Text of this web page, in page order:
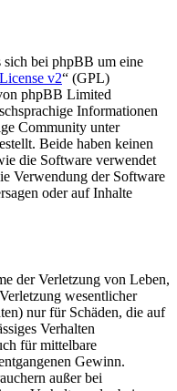
sich bei phpBB um eine
v2“ (GPL)
phpBB Limited
Informationen
Community unter
Beide haben keinen
die Software verwendet
Verwendung der Software
oder auf Inhalte
der Verletzung von Leben,
wesentlicher
nur für Schäden, die auf
Verhalten
für mittelbare
Gewinn.
außer bei